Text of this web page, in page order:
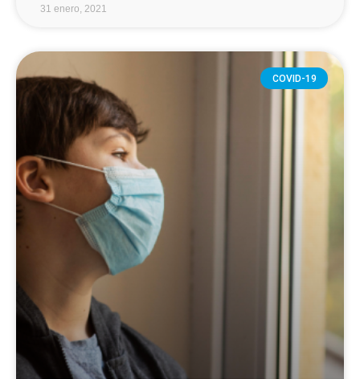
31 enero, 2021
COVID-19